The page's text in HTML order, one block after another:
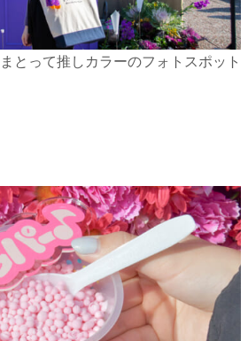
とって推しカラーのフォトスポット